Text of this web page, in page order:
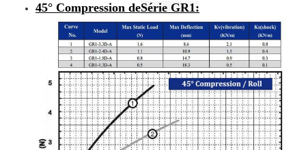
45° Compression deSérie GR1: